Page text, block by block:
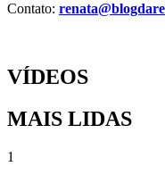
Contato:
VÍDEOS
MAIS LIDAS
1